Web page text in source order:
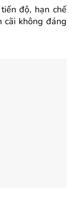
độ, hạn chế
cãi không đáng